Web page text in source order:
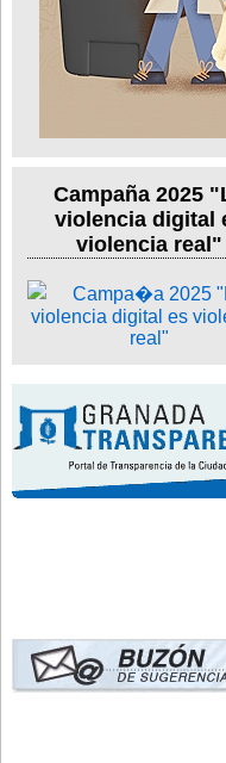
Campaña 2025
violencia digital
violencia real"